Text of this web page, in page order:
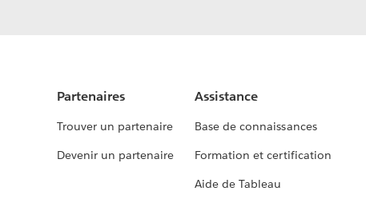
Partenaires
Trouver un partenaire
Devenir un partenaire
Assistance
Base de connaissances
Formation et certification
Aide de Tableau